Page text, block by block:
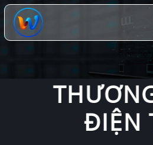
Chuyển
đến
dung
ĐIỆN